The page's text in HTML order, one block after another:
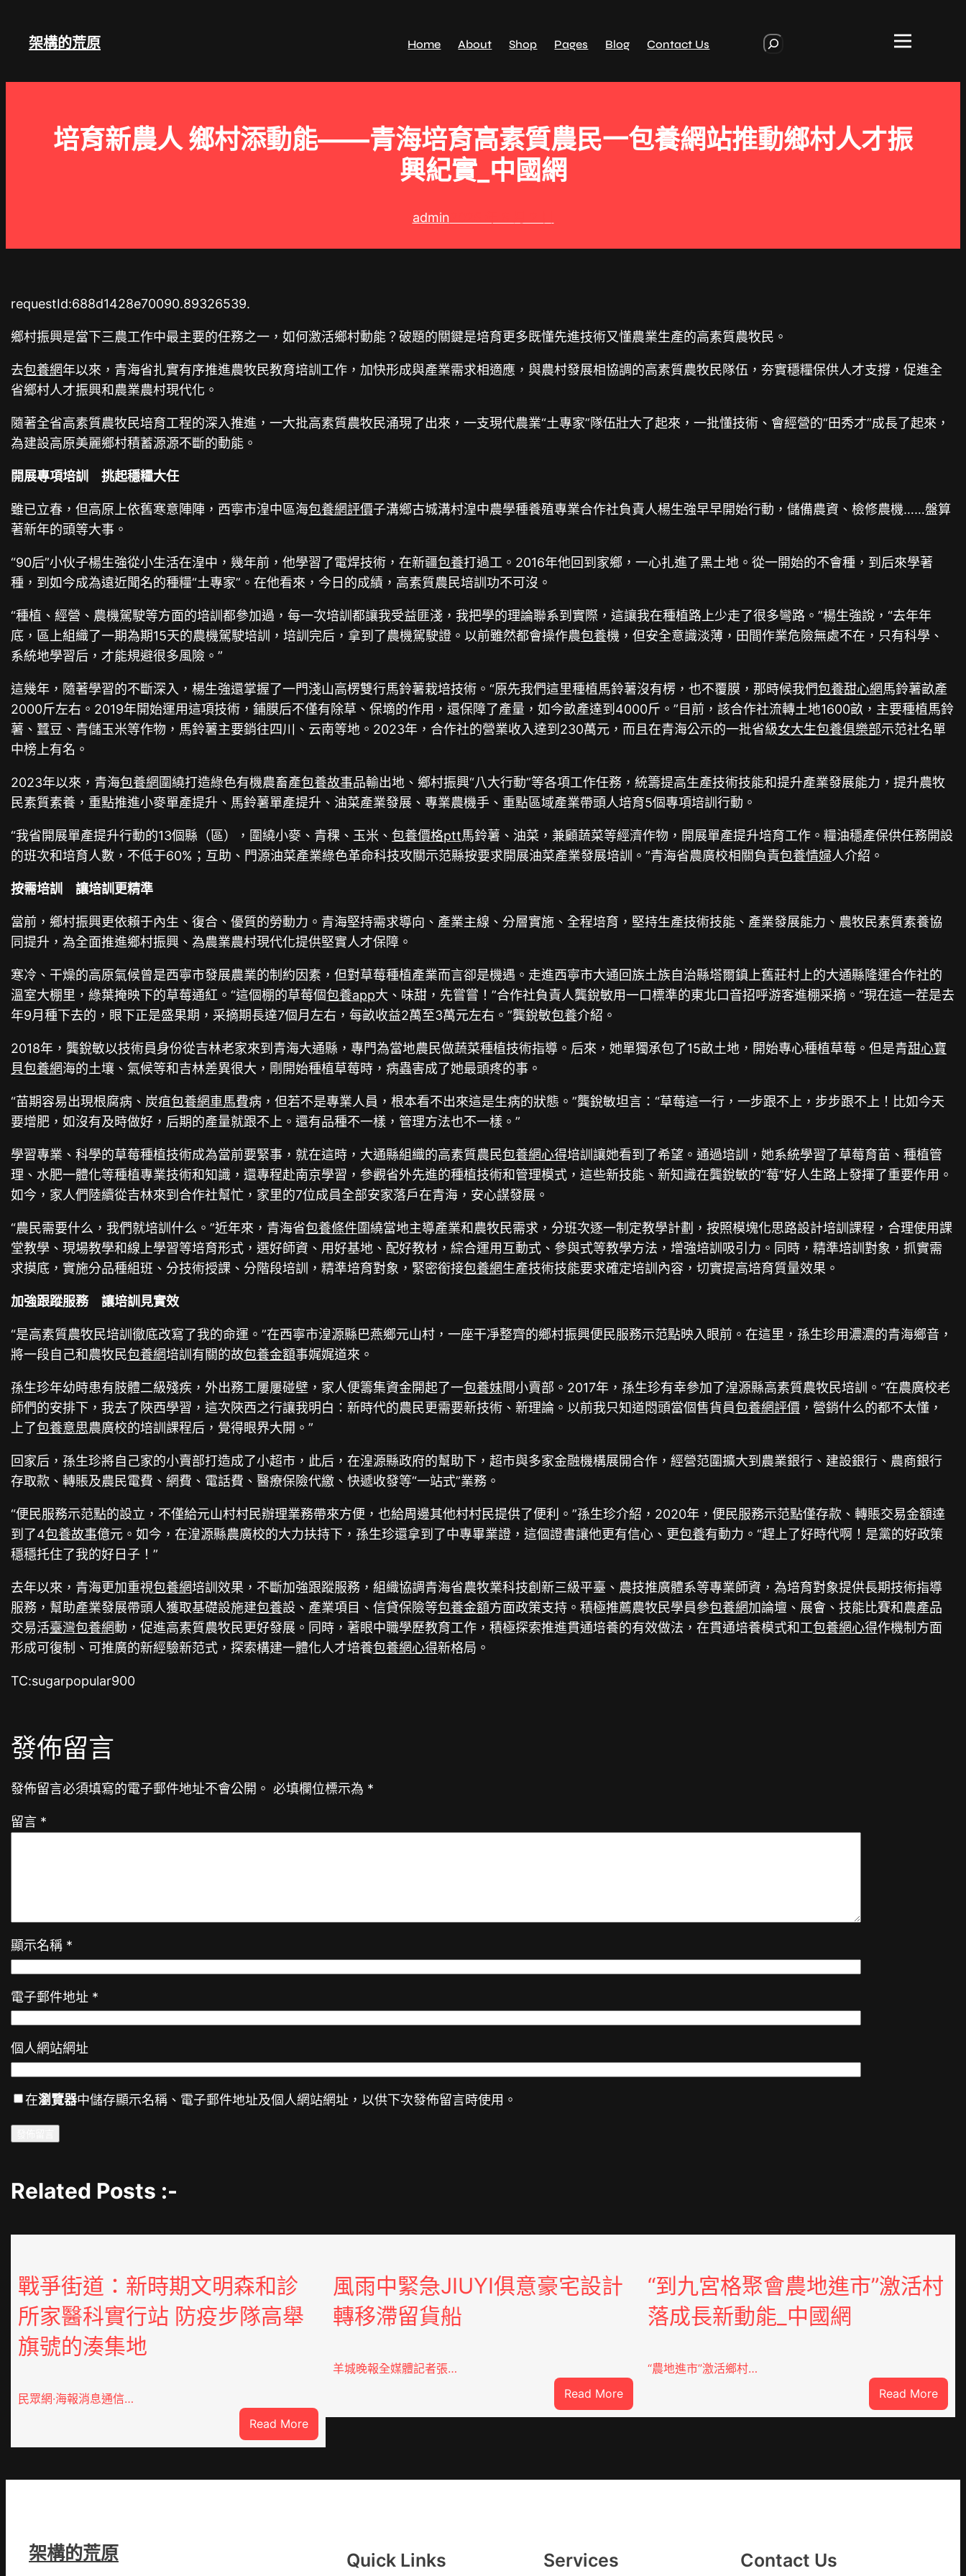
架構的荒原 Home About Shop Pages Blog Contact Us
r
培育新農人 鄉村添動能——青海培育高素質農民一包養網站推動鄉村人才振
興紀實_中國網
admin
requestId:688d1428e70090.89326539.
鄉村振興是當下三農工作中最主要的任務之一，如何激活鄉村動能？破題的關鍵是培育更多既懂先進技術又懂農業生產的高素質農牧民。
去包養網年以來，青海省扎實有序推進農牧民教育培訓工作，加快形成與產業需求相適應，與農村發展相協調的高素質農牧民隊伍，夯實穩糧保供人才支撐，促進全
省鄉村人才振興和農業農村現代化。
隨著全省高素質農牧民培育工程的深入推進，一大批高素質農牧民涌現了出來，一支現代農業“土專家”隊伍壯大了起來，一批懂技術、會經營的“田秀才”成長了起來，
為建設高原美麗鄉村積蓄源源不斷的動能。
開展專項培訓 挑起穩糧大任
雖已立春，但高原上依舊寒意陣陣，西寧市湟中區海包養網評價子溝鄉古城溝村湟中農學種養殖專業合作社負責人楊生強早早開始行動，儲備農資、檢修農機……盤算
著新年的頭等大事。
“90后”小伙子楊生強從小生活在湟中，幾年前，他學習了電焊技術，在新疆包養打過工。2016年他回到家鄉，一心扎進了黑土地。從一開始的不會種，到后來學著
種，到如今成為遠近聞名的種糧“土專家”。在他看來，今日的成績，高素質農民培訓功不可沒。
“種植、經營、農機駕駛等方面的培訓都參加過，每一次培訓都讓我受益匪淺，我把學的理論聯系到實際，這讓我在種植路上少走了很多彎路。”楊生強說，“去年年
底，區上組織了一期為期15天的農機駕駛培訓，培訓完后，拿到了農機駕駛證。以前雖然都會操作農包養機，但安全意識淡薄，田間作業危險無處不在，只有科學、
系統地學習后，才能規避很多風險。”
這幾年，隨著學習的不斷深入，楊生強還掌握了一門淺山高楞雙行馬鈴薯栽培技術。“原先我們這里種植馬鈴薯沒有楞，也不覆膜，那時候我們包養甜心網馬鈴薯畝產
2000斤左右。2019年開始運用這項技術，鋪膜后不僅有除草、保墑的作用，還保障了產量，如今畝產達到4000斤。”目前，該合作社流轉土地1600畝，主要種植馬鈴
薯、蠶豆、青儲玉米等作物，馬鈴薯主要銷往四川、云南等地。2023年，合作社的營業收入達到230萬元，而且在青海公示的一批省級女大生包養俱樂部示范社名單
中榜上有名。
2023年以來，青海包養網 圍繞打造綠色有機農畜產包養故事品輸出地、鄉村振興“八大行動”等各項工作任務，統籌提高生產技術技能和提升產業發展能力，提升農牧
民素質素養，重點推進小麥單產提升、馬鈴薯單產提升、油菜產業發展、專業農機手、重點區域產業帶頭人培育5個專項培訓行動。
“我省開展單產提升行動的13個縣（區），圍繞小麥、青稞、玉米、包養價格ptt馬鈴薯、油菜，兼顧蔬菜等經濟作物，開展單產提升培育工作。糧油穩產保供任務開設
的班次和培育人數，不低于60%；互助、門源油菜產業綠色革命科技攻關示范縣按要求開展油菜產業發展培訓。”青海省農廣校相關負責包養情婦人介紹。
按需培訓 讓培訓更精準
當前，鄉村振興更依賴于內生、復合、優質的勞動力。青海堅持需求導向、產業主線、分層實施、全程培育，堅持生產技術技能、產業發展能力、農牧民素質素養協
同提升，為全面推進鄉村振興、為農業農村現代化提供堅實人才保障。
寒冷、干燥的高原氣候曾是西寧市發展農業的制約因素，但對草莓種植產業而言卻是機遇。走進西寧市大通回族土族自治縣塔爾鎮上舊莊村上的大通縣隆運合作社的
溫室大棚里，綠葉掩映下的草莓通紅。“這個棚的草莓個包養app大、味甜，先嘗嘗！”合作社負責人龔銳敏用一口標準的東北口音招呼游客進棚采摘。“現在這一茬是去
年9月種下去的，眼下正是盛果期，采摘期長達7個月左右，每畝收益2萬至3萬元左右。”龔銳敏包養介紹。
2018年，龔銳敏以技術員身份從吉林老家來到青海大通縣，專門為當地農民做蔬菜種植技術指導。后來，她單獨承包了15畝土地，開始專心種植草莓。但是青甜心寶
貝包養網海的土壤、氣候等和吉林差異很大，剛開始種植草莓時，病蟲害成了她最頭疼的事。
“苗期容易出現根腐病、炭疽包養網車馬費病，但若不是專業人員，根本看不出來這是生病的狀態。”龔銳敏坦言：“草莓這一行，一步跟不上，步步跟不上！比如今天
要增肥，如沒有及時做好，后期的產量就跟不上。還有品種不一樣，管理方法也不一樣。”
學習專業、科學的草莓種植技術成為當前要緊事，就在這時，大通縣組織的高素質農民包養網心得培訓讓她看到了希望。通過培訓，她系統學習了草莓育苗、種植管
理、水肥一體化等種植專業技術和知識，還專程赴南京學習，參觀省外先進的種植技術和管理模式，這些新技能、新知識在龔銳敏的“莓”好人生路上發揮了重要作用。
如今，家人們陸續從吉林來到合作社幫忙，家里的7位成員全部安家落戶在青海，安心謀發展。
“農民需要什么，我們就培訓什么。”近年來，青海省包養條件圍繞當地主導產業和農牧民需求，分班次逐一制定教學計劃，按照模塊化思路設計培訓課程，合理使用課
堂教學、現場教學和線上學習等培育形式，選好師資、用好基地、配好教材，綜合運用互動式、參與式等教學方法，增強培訓吸引力。同時，精準培訓對象，抓實需
求摸底，實施分品種組班、分技術授課、分階段培訓，精準培育對象，緊密銜接包養網生產技術技能要求確定培訓內容，切實提高培育質量效果。
加強跟蹤服務 讓培訓見實效
“是高素質農牧民培訓徹底改寫了我的命運。”在西寧市湟源縣巴燕鄉元山村，一座干凈整齊的鄉村振興便民服務示范點映入眼前。在這里，孫生珍用濃濃的青海鄉音，
將一段自己和農牧民包養網培訓有關的故包養金額事娓娓道來。
孫生珍年幼時患有肢體二級殘疾，外出務工屢屢碰壁，家人便籌集資金開起了一包養妹間小賣部。2017年，孫生珍有幸參加了湟源縣高素質農牧民培訓。“在農廣校老
師們的安排下，我去了陜西學習，這次陜西之行讓我明白：新時代的農民更需要新技術、新理論。以前我只知道悶頭當個售貨員包養網評價 ，營銷什么的都不太懂，
上了包養意思農廣校的培訓課程后，覺得眼界大開。”
回家后，孫生珍將自己家的小賣部打造成了小超市，此后，在湟源縣政府的幫助下，超市與多家金融機構展開合作，經營范圍擴大到農業銀行、建設銀行、農商銀行
存取款、轉賬及農民電費、網費、電話費、醫療保險代繳、快遞收發等“一站式”業務。
“便民服務示范點的設立，不僅給元山村村民辦理業務帶來方便，也給周邊其他村村民提供了便利。”孫生珍介紹，2020年，便民服務示范點僅存款、轉賬交易金額達
到了4包養故事億元。如今，在湟源縣農廣校的大力扶持下，孫生珍還拿到了中專畢業證，這個證書讓他更有信心、更包養有動力。“趕上了好時代啊！是黨的好政策
穩穩托住了我的好日子！”
去年以來，青海更加重視包養網培訓效果，不斷加強跟蹤服務，組織協調青海省農牧業科技創新三級平臺、農技推廣體系等專業師資，為培育對象提供長期技術指導
服務，幫助產業發展帶頭人獲取基礎設施建包養設、產業項目、信貸保險等包養金額方面政策支持。積極推薦農牧民學員參包養網加論壇、展會、技能比賽和農產品
交易活臺灣包養網動，促進高素質農牧民更好發展。同時，著眼中職學歷教育工作，積極探索推進貫通培養的有效做法，在貫通培養模式和工包養網心得作機制方面
形成可復制、可推廣的新經驗新范式，探索構建一體化人才培養包養網心得新格局。
TC:sugarpopular900
發佈留言
發佈留言必須填寫的電子郵件地址不會公開。 必填欄位標示為 *
留言 *
顯示名稱 *
電子郵件地址 *
個人網站網址
在瀏覽器中儲存顯示名稱、電子郵件地址及個人網站網址，以供下次發佈留言時使用。
Related Posts :-
戰爭街道：新時期文明森和診
所家醫科實行站 防疫步隊高舉
旗號的湊集地
民眾網·海報消息通信…
Read More:
戰
街
風雨中緊急JIUYI俱意豪宅設計
轉移滯留貨船
羊城晚報全媒體記者張…
Read More:
風
急
“到九宮格聚會農地進市”激活村
落成長新動能_中國網
“農地進市”激活鄉村…
Read More:
“到
聚
架構的荒原 Quick Links Services Contact Us